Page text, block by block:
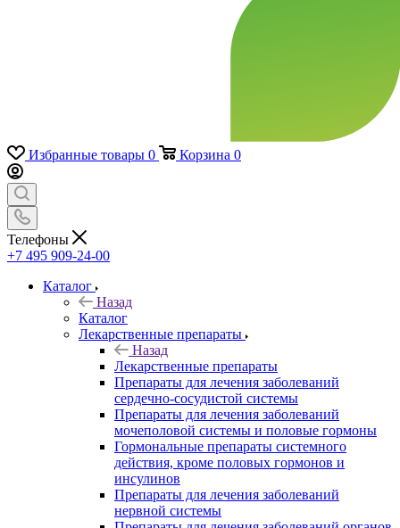
Избранные товары 0 Корзина 0
Телефоны
+7 495 909-24-00
Каталог
Назад
Каталог
Лекарственные препараты
Назад
Лекарственные препараты
Препараты для лечения заболеваний
сердечно-сосудистой системы
Препараты для лечения заболеваний
мочеполовой системы и половые гормоны
Гормональные препараты системного
действия, кроме половых гормонов и
инсулинов
Препараты для лечения заболеваний
нервной системы